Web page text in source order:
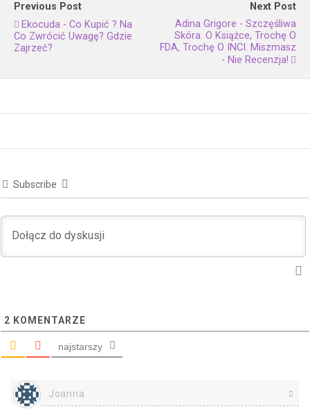
Previous Post
Ekocuda - Co Kupić ? Na
Co Zwrócić Uwagę? Gdzie
Zajrzeć?
Next Post
Adina Grigore - Szczęśliwa
Skóra. O Książce, Trochę O
FDA, Trochę O INCI. Miszmasz
- Nie Recenzja!
Subscribe
2 KOMENTARZE
najstarszy
Joanna